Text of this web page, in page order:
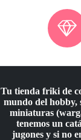
Tu tienda friki de
mundo del hobby,
miniaturas
tenemos un
jugones y si no